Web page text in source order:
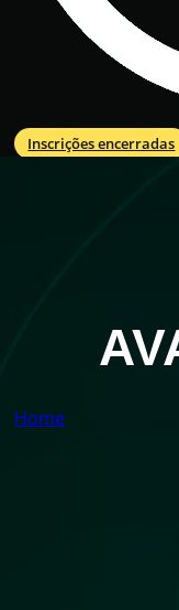
Inscrições encerradas
Home